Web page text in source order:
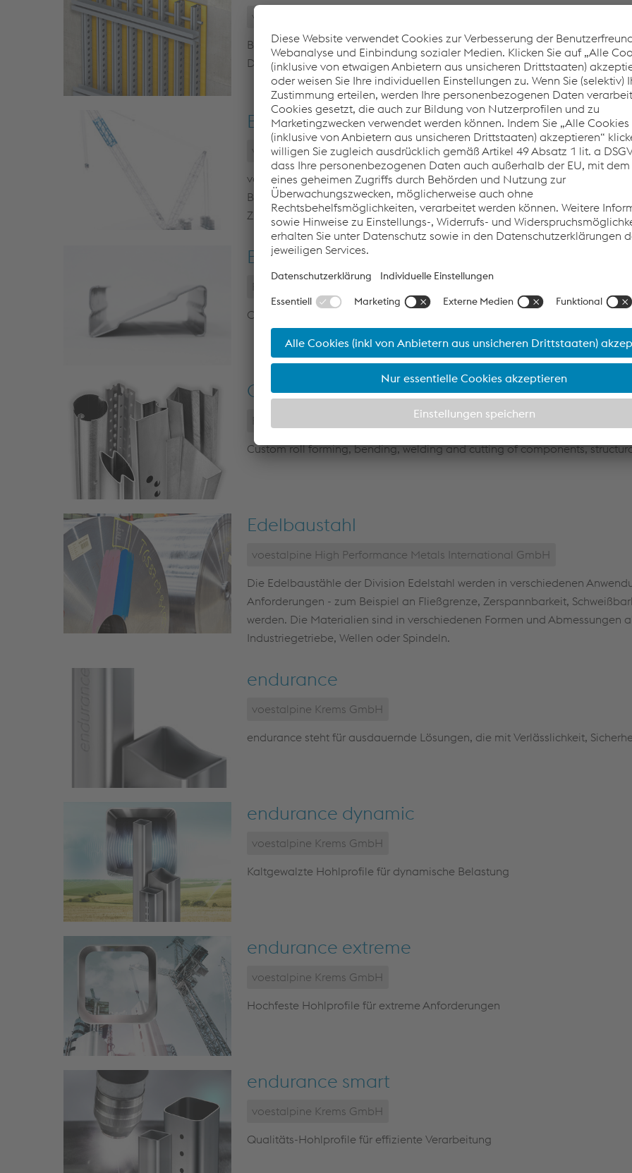
voestalpine Krems GmbH
Bauteile, die in der Bau- und Maschinenbauindustrie Anwendung finden,
Die Rohr- und Profillösungen der voestalpine Krems wurden speziell dafür
Baumaschinen und andere Anwendungen
voestalpine Tubulars GmbH & Co KG
voestalpine Tubulars bietet hochwertige Rohre und Komponenten für
Betonpumpen und Konstruktionslösungen eingesetzt werden. Unsere
Zuverlässigkeit.
Building Construction & Infrastructure
RFC LLC
Custom roll forming, bending, welding and cutting of components,
Custom Roll Forming
RFC LLC
Custom roll forming, bending, welding and cutting of components,
Edelbaustahl
voestalpine High Performance Metals International GmbH
Die Edelbaustähle der Division Edelstahl werden in verschiedenen
Anforderungen - zum Beispiel an Fließgrenze, Zerspannbarkeit,
werden. Die Materialien sind in verschiedenen Formen und Abmessungen
Industriegetriebe, Wellen oder Spindeln.
endurance
voestalpine Krems GmbH
endurance steht für ausdauernde Lösungen, die mit Verlässlichkeit,
endurance dynamic
voestalpine Krems GmbH
Kaltgewalzte Hohlprofile für dynamische Belastung
endurance extreme
voestalpine Krems GmbH
Hochfeste Hohlprofile für extreme Anforderungen
endurance smart
voestalpine Krems GmbH
Qualitäts-Hohlprofile für effiziente Verarbeitung